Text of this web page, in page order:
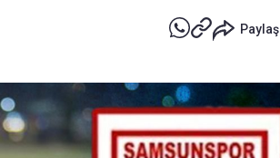
Paylaş